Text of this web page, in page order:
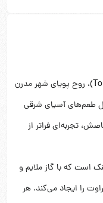
، روح پویای شهر مدرن
طعم‌های آسیای شرقی
تجربه‌ای فراتر از
است که با گاز ملایم و
را ایجاد می‌کند. هر